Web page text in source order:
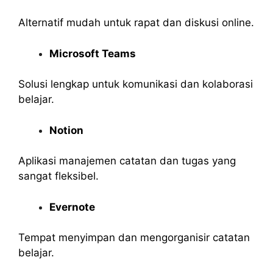
Alternatif mudah untuk rapat dan diskusi online.
Microsoft Teams
Solusi lengkap untuk komunikasi dan kolaborasi
belajar.
Notion
Aplikasi manajemen catatan dan tugas yang
sangat fleksibel.
Evernote
Tempat menyimpan dan mengorganisir catatan
belajar.